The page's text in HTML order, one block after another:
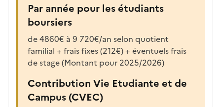
Par année pour les étudiants
boursiers
de 4860€ à 9 720€/an selon quotient
familial + frais fixes (212€) + éventuels frais
de stage (Montant pour 2025/2026)
Contribution Vie Etudiante et de
Campus (CVEC)